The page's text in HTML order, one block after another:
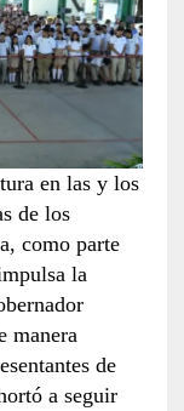
en las y los
de los
como parte
la
manera
de
a seguir